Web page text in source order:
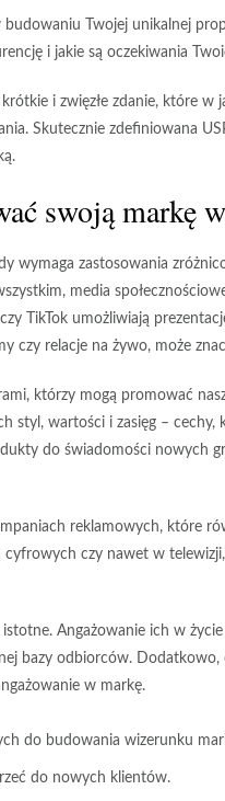
Twojej unikalnej
i jakie są oczekiwania
i zwięzłe zdanie, które w
Skutecznie zdefiniowana
swoją markę
wymaga zastosowania
media
TikTok umożliwiają
czy relacje na żywo, może
, którzy mogą promować
styl, wartości i zasięg –
do świadomości nowych
reklamowych, które
czy nawet w
Angażowanie ich w
bazy odbiorców.
w markę.
do budowania wizerunku
do nowych klientów.